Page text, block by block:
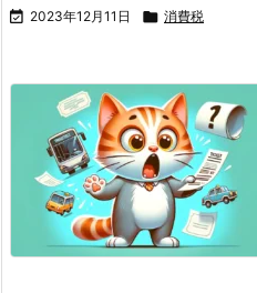
 2023年12月11日  消費税